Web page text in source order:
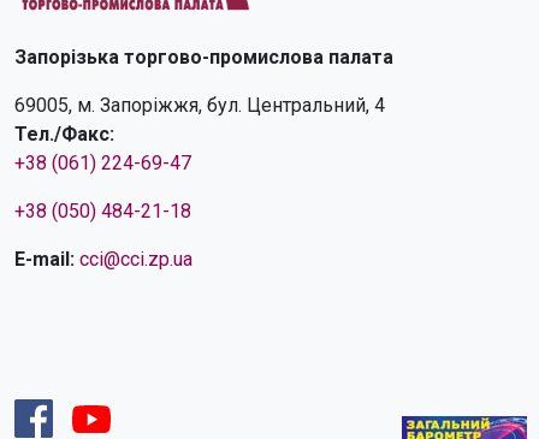
Запорізька торгово-промислова палата
69005, м. Запоріжжя, бул. Центральний, 4
Тел./Факс:
+38 (061) 224-69-47
+38 (050) 484-21-18
E-mail: cci@cci.zp.ua